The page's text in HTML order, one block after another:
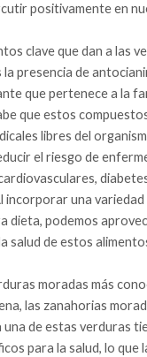
positivamente en
clave que dan a las
presencia de
que pertenece a la
que estos
libres del
el riesgo de
incorporar una
dieta, podemos
salud de estos
moradas más
las zanahorias
una de estas verduras
para la salud, lo que